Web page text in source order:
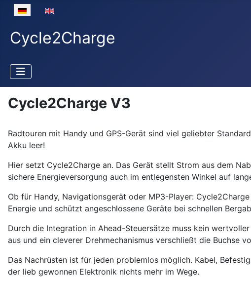
Select your language
Cycle2Charge
Cycle2Charge V3
Radtouren mit Handy und GPS-Gerät sind viel geliebter
Akku leer!
Hier setzt Cycle2Charge an. Das Gerät stellt Strom aus dem
sichere Energieversorgung auch im entlegensten Winkel auf
Ob für Handy, Navigationsgerät oder MP3-Player:
Energie und schützt angeschlossene Geräte bei schnellen
Durch die Integration in Ahead-Steuersätze muss kein
aus und ein cleverer Drehmechanismus verschließt die Buchse
Das Nachrüsten ist für jeden problemlos möglich. Kabel,
der lieb gewonnen Elektronik nichts mehr im Wege.